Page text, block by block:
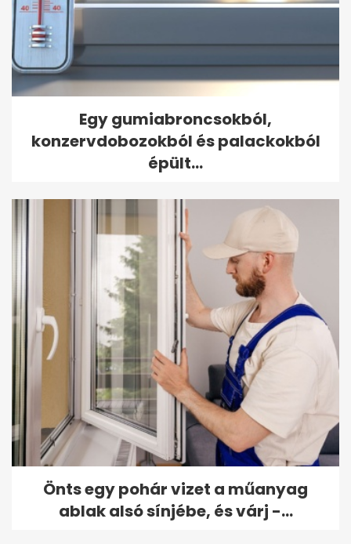
Egy gumiabroncsokból,
konzervdobozokból és palackokból
épült...
Önts egy pohár vizet a műanyag
ablak alsó sínjébe, és várj -...